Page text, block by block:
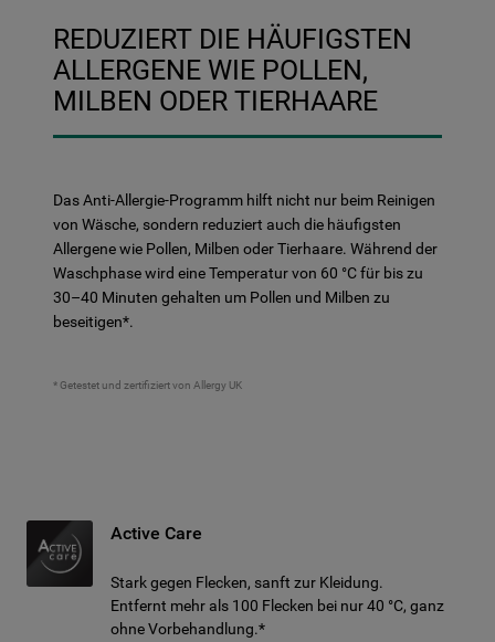
REDUZIERT DIE HÄUFIGSTEN
ALLERGENE WIE POLLEN,
MILBEN ODER TIERHAARE
Das Anti-Allergie-Programm hilft nicht nur beim Reinigen
von Wäsche, sondern reduziert auch die häufigsten
Allergene wie Pollen, Milben oder Tierhaare. Während der
Waschphase wird eine Temperatur von 60 °C für bis zu
30–40 Minuten gehalten um Pollen und Milben zu
beseitigen*.
* Getestet und zertifiziert von Allergy UK
Active Care
Stark gegen Flecken, sanft zur Kleidung.
Entfernt mehr als 100 Flecken bei nur 40 °C, ganz
ohne Vorbehandlung.*